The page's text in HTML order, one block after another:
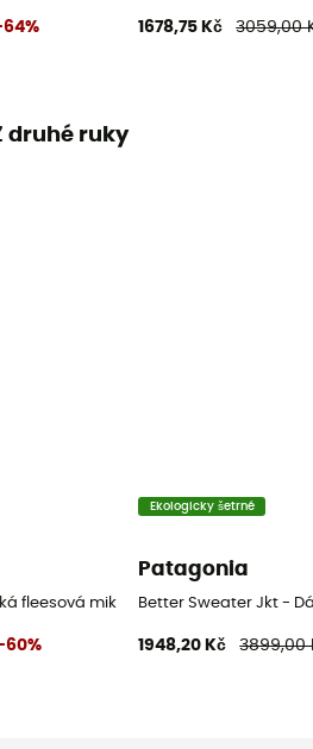
1678,75 Kč 3059,00
druhé ruky
fleesová mikina
60%
Ekologicky šetrné
Patagonia
Better Sweater Jkt -
1948,20 Kč 3899,00